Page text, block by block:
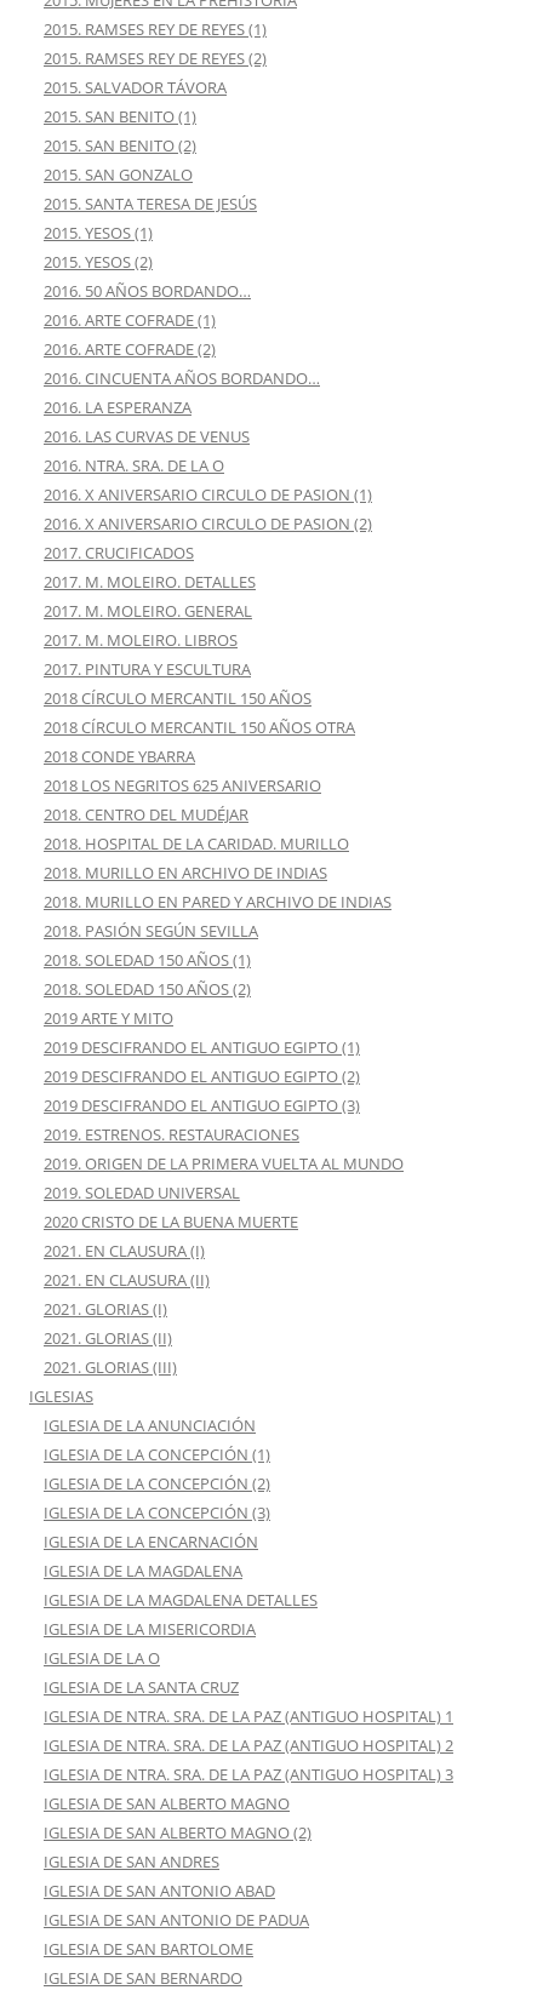
2015. RAMSES REY DE REYES (1)
2015. RAMSES REY DE REYES (2)
2015. SALVADOR TÁVORA
2015. SAN BENITO (1)
2015. SAN BENITO (2)
2015. SAN GONZALO
2015. SANTA TERESA DE JESÚS
2015. YESOS (1)
2015. YESOS (2)
2016. 50 AÑOS BORDANDO…
2016. ARTE COFRADE (1)
2016. ARTE COFRADE (2)
2016. CINCUENTA AÑOS BORDANDO…
2016. LA ESPERANZA
2016. LAS CURVAS DE VENUS
2016. NTRA. SRA. DE LA O
2016. X ANIVERSARIO CIRCULO DE PASION (1)
2016. X ANIVERSARIO CIRCULO DE PASION (2)
2017. CRUCIFICADOS
2017. M. MOLEIRO. DETALLES
2017. M. MOLEIRO. GENERAL
2017. M. MOLEIRO. LIBROS
2017. PINTURA Y ESCULTURA
2018 CÍRCULO MERCANTIL 150 AÑOS
2018 CÍRCULO MERCANTIL 150 AÑOS OTRA
2018 CONDE YBARRA
2018 LOS NEGRITOS 625 ANIVERSARIO
2018. CENTRO DEL MUDÉJAR
2018. HOSPITAL DE LA CARIDAD. MURILLO
2018. MURILLO EN ARCHIVO DE INDIAS
2018. MURILLO EN PARED Y ARCHIVO DE INDIAS
2018. PASIÓN SEGÚN SEVILLA
2018. SOLEDAD 150 AÑOS (1)
2018. SOLEDAD 150 AÑOS (2)
2019 ARTE Y MITO
2019 DESCIFRANDO EL ANTIGUO EGIPTO (1)
2019 DESCIFRANDO EL ANTIGUO EGIPTO (2)
2019 DESCIFRANDO EL ANTIGUO EGIPTO (3)
2019. ESTRENOS. RESTAURACIONES
2019. ORIGEN DE LA PRIMERA VUELTA AL MUNDO
2019. SOLEDAD UNIVERSAL
2020 CRISTO DE LA BUENA MUERTE
2021. EN CLAUSURA (I)
2021. EN CLAUSURA (II)
2021. GLORIAS (I)
2021. GLORIAS (II)
2021. GLORIAS (III)
IGLESIAS
IGLESIA DE LA ANUNCIACIÓN
IGLESIA DE LA CONCEPCIÓN (1)
IGLESIA DE LA CONCEPCIÓN (2)
IGLESIA DE LA CONCEPCIÓN (3)
IGLESIA DE LA ENCARNACIÓN
IGLESIA DE LA MAGDALENA
IGLESIA DE LA MAGDALENA DETALLES
IGLESIA DE LA MISERICORDIA
IGLESIA DE LA O
IGLESIA DE LA SANTA CRUZ
IGLESIA DE NTRA. SRA. DE LA PAZ (ANTIGUO HOSPITAL) 1
IGLESIA DE NTRA. SRA. DE LA PAZ (ANTIGUO HOSPITAL) 2
IGLESIA DE NTRA. SRA. DE LA PAZ (ANTIGUO HOSPITAL) 3
IGLESIA DE SAN ALBERTO MAGNO
IGLESIA DE SAN ALBERTO MAGNO (2)
IGLESIA DE SAN ANDRES
IGLESIA DE SAN ANTONIO ABAD
IGLESIA DE SAN ANTONIO DE PADUA
IGLESIA DE SAN BARTOLOME
IGLESIA DE SAN BERNARDO